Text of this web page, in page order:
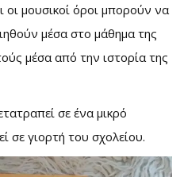
μουσικοί όροι μπορούν να
μέσα στο μάθημα της
μέσα από την ιστορία της
σε ένα μικρό
σε γιορτή του σχολείου.